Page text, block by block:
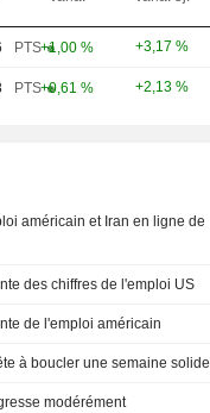
PTS+1,00 % +3,17 %
PTS+0,61 % +2,13 %
américain et Iran en ligne de
des chiffres de l'emploi US
de l'emploi américain
à boucler une semaine solide
modérément